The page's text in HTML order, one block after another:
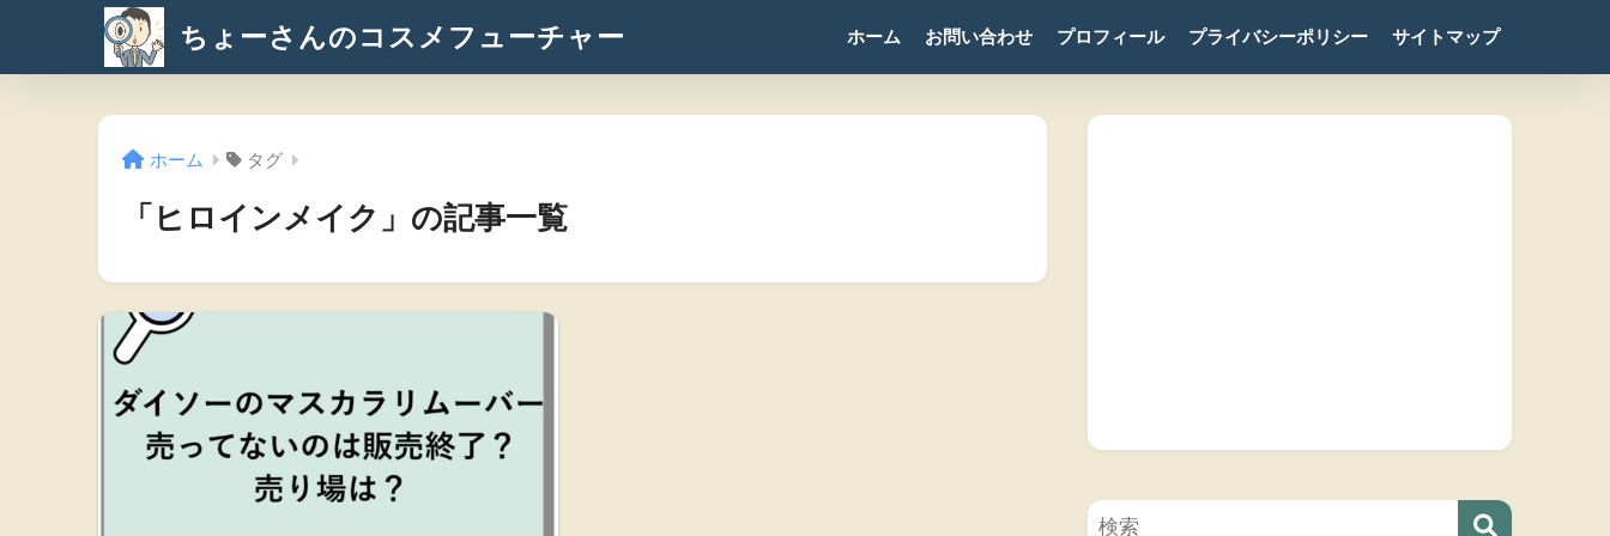
ちょーさんのコスメフューチャー ホーム お問い合わせ プロフィール プライバシーポリシー サイトマップ
ホーム タグ
「ヒロインメイク」の記事一覧